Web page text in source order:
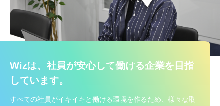
Wizは、社員が安心して働ける企業を目指
しています。
すべての社員がイキイキと働ける環境を作るため、様々な取